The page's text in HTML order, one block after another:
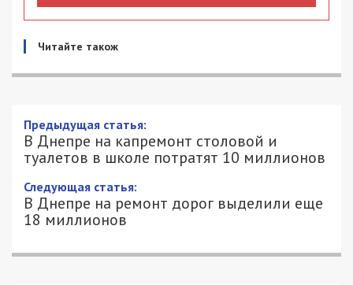
Читайте також
В Днепре на капремонт столовой и
туалетов в школе потратят 10
миллионов
5/05/2019 - 16:43
ОЛЬГА РУДЕНКО - СПЕЦИАЛЬНО ДЛЯ